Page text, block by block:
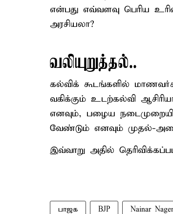
என்பது எவ்வளவு பெரிய
அரசியலா?
வலியுறுத்தல்..
கல்விக் கூடங்களில்
வகிக்கும் உடற்கல்வி
எனவும், பழைய
வேண்டும் எனவும் முதல்-
இவ்வாறு அதில்
பாஜக BJP Nainar